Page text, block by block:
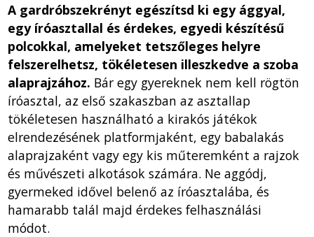
A gardróbszekrényt egészítsd ki egy ággyal,
egy íróasztallal és érdekes, egyedi készítésű
polcokkal, amelyeket tetszőleges helyre
felszerelhetsz, tökéletesen illeszkedve a szoba
alaprajzához. Bár egy gyereknek nem kell rögtön
íróasztal, az első szakaszban az asztallap
tökéletesen használható a kirakós játékok
elrendezésének platformjaként, egy babalakás
alaprajzaként vagy egy kis műteremként a rajzok
és művészeti alkotások számára. Ne aggódj,
gyermeked idővel belenő az íróasztalába, és
hamarabb talál majd érdekes felhasználási
módot.